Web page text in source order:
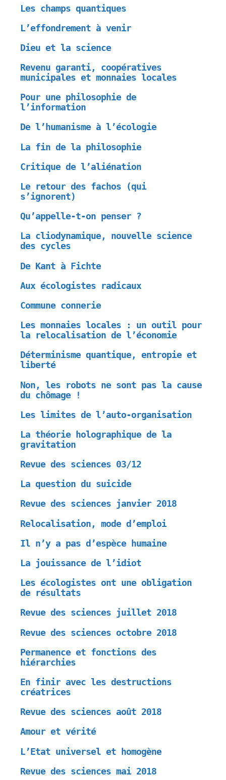
Les champs quantiques
L’effondrement à venir
Dieu et la science
Revenu garanti, coopératives
municipales et monnaies locales
Pour une philosophie de
l’information
De l’humanisme à l’écologie
La fin de la philosophie
Critique de l’aliénation
Le retour des fachos (qui
s’ignorent)
Qu’appelle-t-on penser ?
La cliodynamique, nouvelle science
des cycles
De Kant à Fichte
Aux écologistes radicaux
Commune connerie
Les monnaies locales : un outil pour
la relocalisation de l’économie
Déterminisme quantique, entropie et
liberté
Non, les robots ne sont pas la cause
du chômage !
Les limites de l’auto-organisation
La théorie holographique de la
gravitation
Revue des sciences 03/12
La question du suicide
Revue des sciences janvier 2018
Relocalisation, mode d’emploi
Il n’y a pas d’espèce humaine
La jouissance de l’idiot
Les écologistes ont une obligation
de résultats
Revue des sciences juillet 2018
Revue des sciences octobre 2018
Permanence et fonctions des
hiérarchies
En finir avec les destructions
créatrices
Revue des sciences août 2018
Amour et vérité
L’Etat universel et homogène
Revue des sciences mai 2018